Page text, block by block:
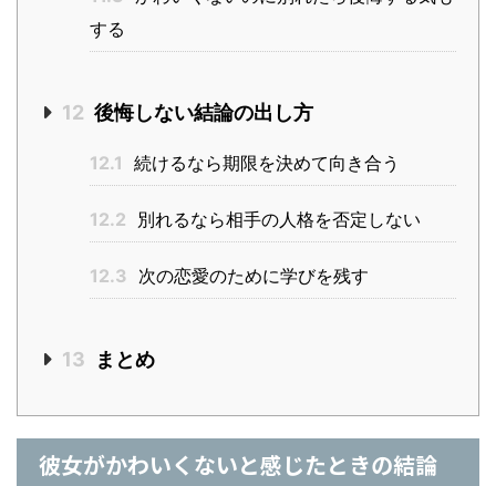
する
12 後悔しない結論の出し方
12.1 続けるなら期限を決めて向き合う
12.2 別れるなら相手の人格を否定しない
12.3 次の恋愛のために学びを残す
13 まとめ
彼女がかわいくないと感じたときの結論